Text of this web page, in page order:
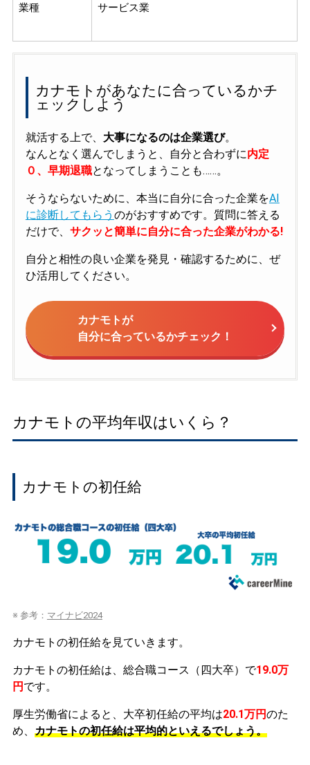
業種 サービス業
カナモトがあなたに合っているかチ
ェックしよう
就活する上で、 大事になるのは企業選び。
なんとなく選んでしまうと、自分と合わずに内定
０、早期退職となってしまうことも……。
そうならないために、本当に自分に合った企業をAI
に診断してもらう のがおすすめです。質問に答える
だけで、 サクッと簡単に自分に合った企業がわかる!
自分と相性の良い企業を発見・確認するために、ぜ
ひ活用してください。
カナモトが
自分に合っているかチェック！
カナモトの平均年収はいくら？
カナモトの初任給
※ 参考： マイナビ2024
カナモトの初任給を見ていきます。
カナモトの初任給は、総合職コース（四大卒）で19.0万
円 です。
厚生労働省によると、大卒初任給の平均は20.1万円のた
め、 カナモトの初任給は平均的といえるでしょう。